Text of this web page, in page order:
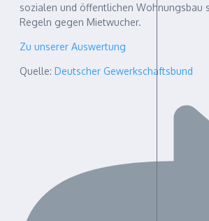
sozialen und öffentlichen Wohnungsbau
Regeln gegen Mietwucher.
Zu unserer Auswertung
Quelle: Deutscher Gewerkschaftsbund